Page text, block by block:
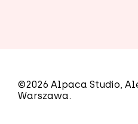
©2026 Alpaca Studio,
Warszawa.